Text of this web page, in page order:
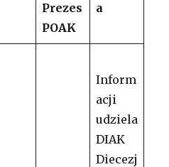
Prezes
POAK
a
Inform
acji
udziela
DIAK
Diecezj